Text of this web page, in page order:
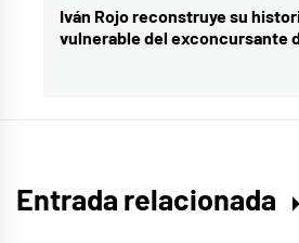
Entrada
siguiente:
Iván Rojo reconstruye su
vulnerable del exconcursante
Entrada relacionada